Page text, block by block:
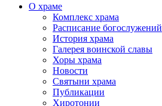
О храме
Комплекс храма
Расписание богослужений
История храма
Галерея воинской славы
Хоры храма
Новости
Святыни храма
Публикации
Хиротонии